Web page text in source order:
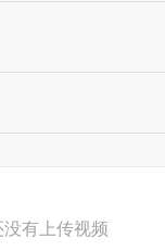
没有上传视频